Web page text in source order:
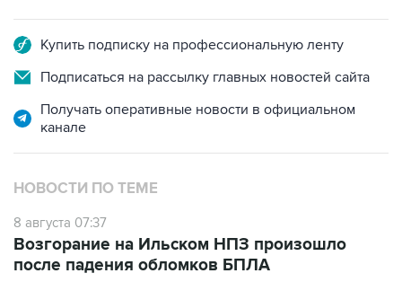
Купить подписку на профессиональную ленту
Подписаться на рассылку главных новостей сайта
Получать оперативные новости в официальном
канале
НОВОСТИ ПО ТЕМЕ
8 августа 07:37
Возгорание на Ильском НПЗ произошло
после падения обломков БПЛА